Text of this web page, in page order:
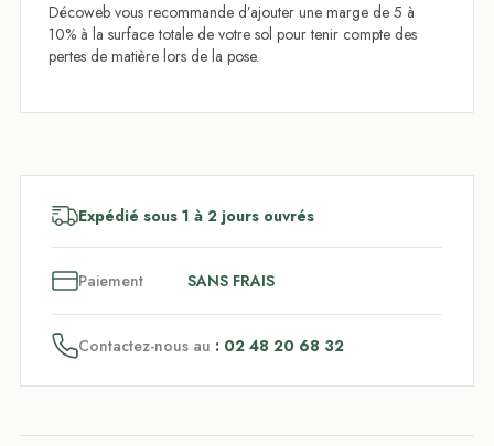
Décoweb vous recommande d’ajouter une marge de 5 à
10% à la surface totale de votre sol pour tenir compte des
pertes de matière lors de la pose.
Expédié sous 1 à 2 jours ouvrés
Paiement SANS FRAIS
Contactez-nous au : 02 48 20 68 32